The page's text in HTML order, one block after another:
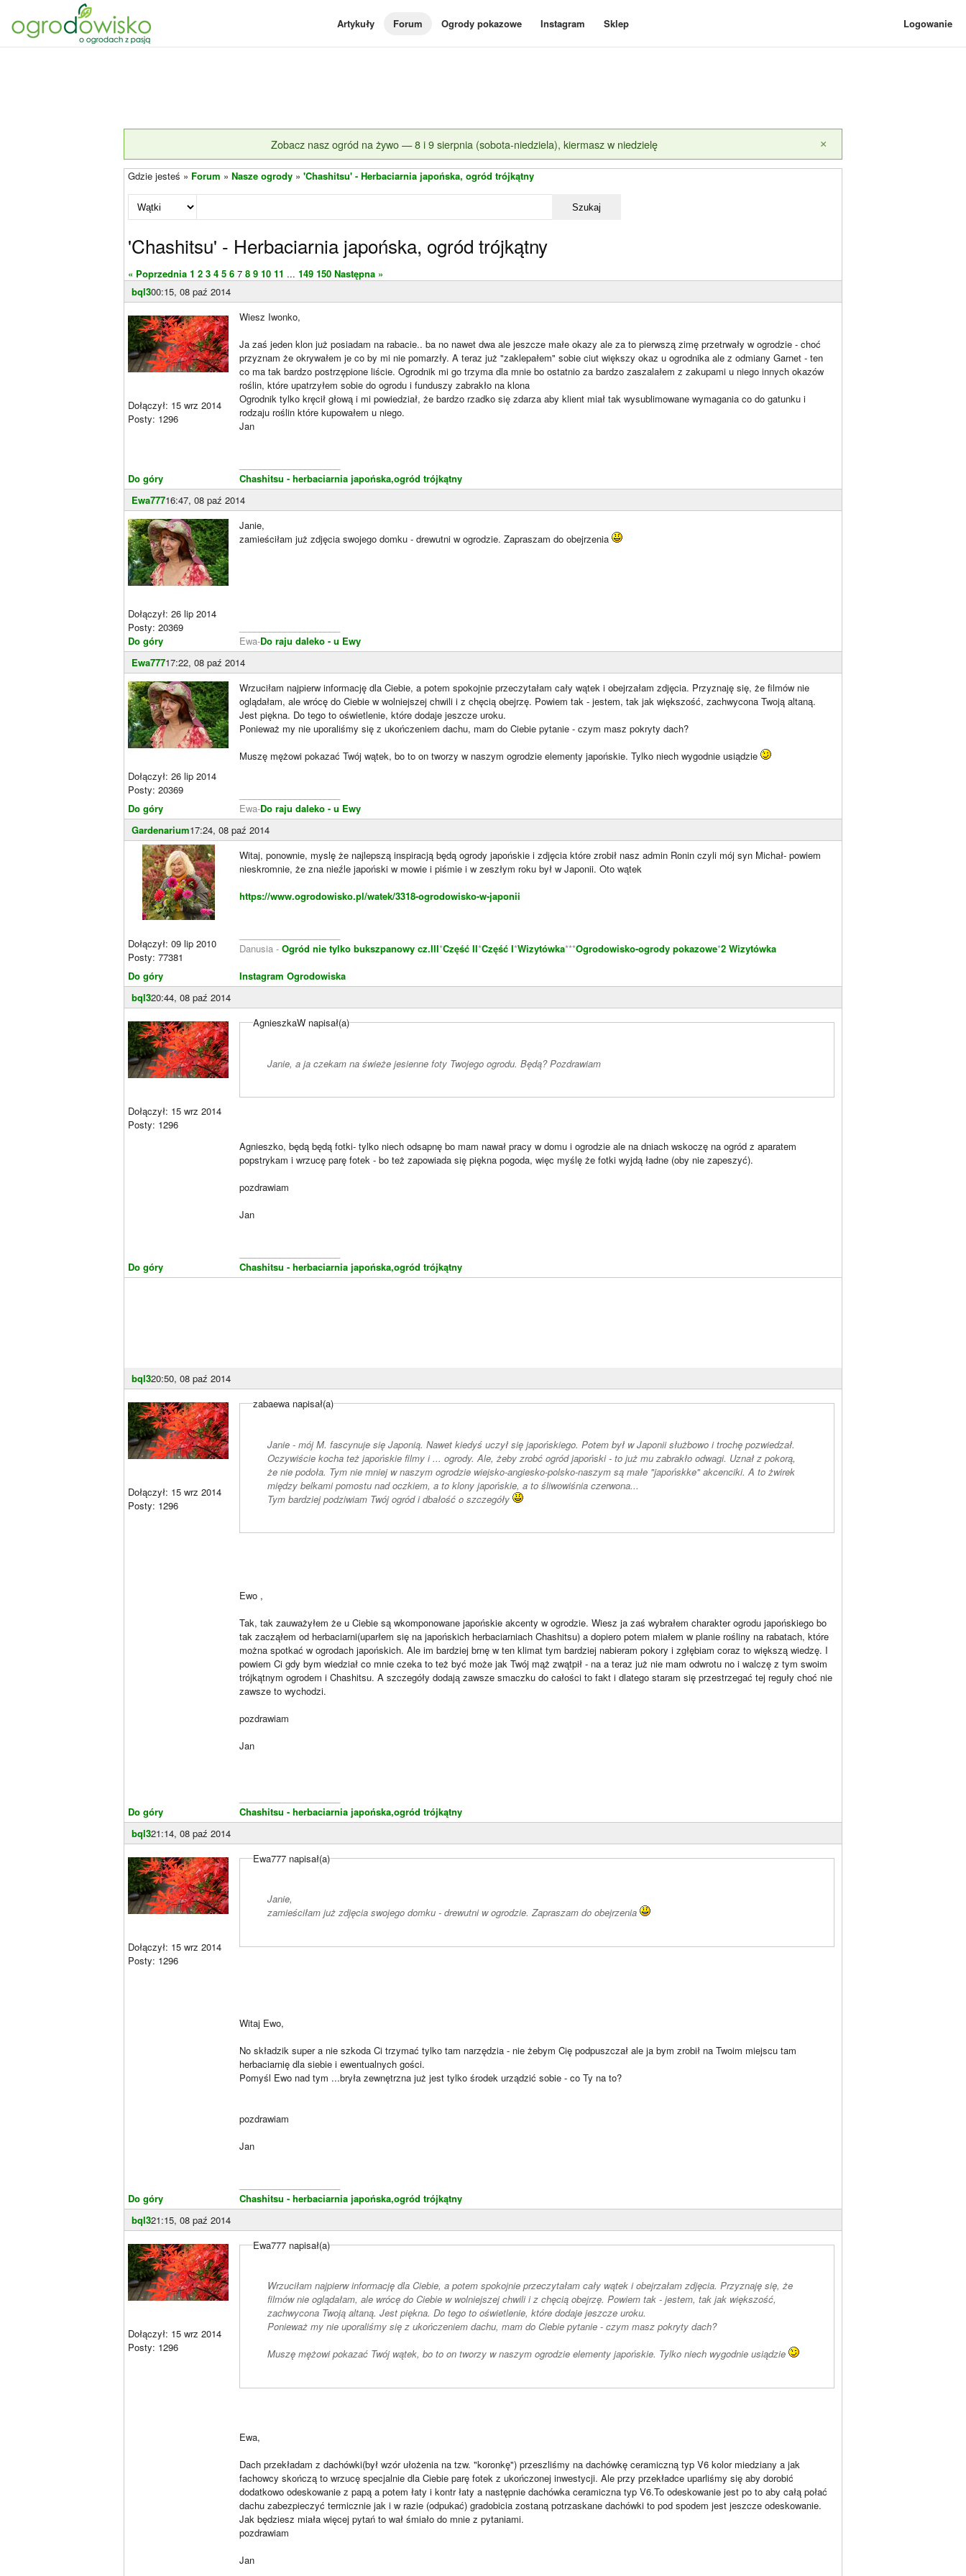
Artykuły Forum Ogrody pokazowe Instagram Sklep Logowanie
Zobacz nasz ogród na żywo — 8 i 9 sierpnia (sobota-niedziela), kiermasz w niedzielę ×
Gdzie jesteś » Forum » Nasze ogrody » 'Chashitsu' - Herbaciarnia japońska, ogród trójkątny
Szukaj
'Chashitsu' - Herbaciarnia japońska, ogród trójkątny
« Poprzednia 1 2 3 4 5 6 7 8 9 10 11 ... 149 150 Następna »
bql300:15, 08 paź 2014
Dołączył: 15 wrz 2014
Posty: 1296
Do góry
Wiesz Iwonko,
Ja zaś jeden klon już posiadam na rabacie.. ba no nawet dwa ale jeszcze małe okazy ale za to pierwszą zimę przetrwały w ogrodzie - choć
przyznam że okrywałem je co by mi nie pomarzły. A teraz już "zaklepałem" sobie ciut większy okaz u ogrodnika ale z odmiany Garnet - ten
co ma tak bardzo postrzępione liście. Ogrodnik mi go trzyma dla mnie bo ostatnio za bardzo zaszalałem z zakupami u niego innych okazów
roślin, które upatrzyłem sobie do ogrodu i funduszy zabrakło na klona
Ogrodnik tylko kręcił głową i mi powiedział, że bardzo rzadko się zdarza aby klient miał tak wysublimowane wymagania co do gatunku i
rodzaju roślin które kupowałem u niego.
Jan
Chashitsu - herbaciarnia japońska,ogród trójkątny
Ewa77716:47, 08 paź 2014
Dołączył: 26 lip 2014
Posty: 20369
Do góry
Janie,
zamieściłam już zdjęcia swojego domku - drewutni w ogrodzie. Zapraszam do obejrzenia
Ewa-Do raju daleko - u Ewy
Ewa77717:22, 08 paź 2014
Dołączył: 26 lip 2014
Posty: 20369
Do góry
Wrzuciłam najpierw informację dla Ciebie, a potem spokojnie przeczytałam cały wątek i obejrzałam zdjęcia. Przyznaję się, że filmów nie
oglądałam, ale wrócę do Ciebie w wolniejszej chwili i z chęcią obejrzę. Powiem tak - jestem, tak jak większość, zachwycona Twoją altaną.
Jest piękna. Do tego to oświetlenie, które dodaje jeszcze uroku.
Ponieważ my nie uporaliśmy się z ukończeniem dachu, mam do Ciebie pytanie - czym masz pokryty dach?
Muszę mężowi pokazać Twój wątek, bo to on tworzy w naszym ogrodzie elementy japońskie. Tylko niech wygodnie usiądzie
Ewa-Do raju daleko - u Ewy
Gardenarium17:24, 08 paź 2014
Dołączył: 09 lip 2010
Posty: 77381
Do góry
Witaj, ponownie, myslę że najlepszą inspiracją będą ogrody japońskie i zdjęcia które zrobił nasz admin Ronin czyli mój syn Michał- powiem
nieskromnie, że zna nieźle japoński w mowie i piśmie i w zeszłym roku był w Japonii. Oto wątek
https://www.ogrodowisko.pl/watek/3318-ogrodowisko-w-japonii
Danusia - Ogród nie tylko bukszpanowy cz.III*Część II*Część I*Wizytówka***Ogrodowisko-ogrody pokazowe*2 Wizytówka
Instagram Ogrodowiska
bql320:44, 08 paź 2014
Dołączył: 15 wrz 2014
Posty: 1296
Do góry
AgnieszkaW napisał(a)
Janie, a ja czekam na świeże jesienne foty Twojego ogrodu. Będą? Pozdrawiam
Agnieszko, będą będą fotki- tylko niech odsapnę bo mam nawał pracy w domu i ogrodzie ale na dniach wskoczę na ogród z aparatem
popstrykam i wrzucę parę fotek - bo też zapowiada się piękna pogoda, więc myślę że fotki wyjdą ładne (oby nie zapeszyć).
pozdrawiam
Jan
Chashitsu - herbaciarnia japońska,ogród trójkątny
bql320:50, 08 paź 2014
Dołączył: 15 wrz 2014
Posty: 1296
Do góry
zabaewa napisał(a)
Janie - mój M. fascynuje się Japonią. Nawet kiedyś uczył się japońskiego. Potem był w Japonii służbowo i trochę pozwiedzał.
Oczywiście kocha też japońskie filmy i ... ogrody. Ale, żeby zrobć ogród japoński - to już mu zabrakło odwagi. Uznał z pokorą,
że nie podoła. Tym nie mniej w naszym ogrodzie wiejsko-angiesko-polsko-naszym są małe "japońskke" akcenciki. A to żwirek
między belkami pomostu nad oczkiem, a to klony japońskie, a to śliwowiśnia czerwona...
Tym bardziej podziwiam Twój ogród i dbałość o szczegóły
Ewo ,
Tak, tak zauważyłem że u Ciebie są wkomponowane japońskie akcenty w ogrodzie. Wiesz ja zaś wybrałem charakter ogrodu japońskiego bo
tak zacząłem od herbaciarni(uparłem się na japońskich herbaciarniach Chashitsu) a dopiero potem miałem w planie rośliny na rabatach, które
można spotkać w ogrodach japońskich. Ale im bardziej brnę w ten klimat tym bardziej nabieram pokory i zgłębiam coraz to większą wiedzę. I
powiem Ci gdy bym wiedział co mnie czeka to też być może jak Twój mąż zwątpił - na a teraz już nie mam odwrotu no i walczę z tym swoim
trójkątnym ogrodem i Chashitsu. A szczegóły dodają zawsze smaczku do całości to fakt i dlatego staram się przestrzegać tej reguły choć nie
zawsze to wychodzi.
pozdrawiam
Jan
Chashitsu - herbaciarnia japońska,ogród trójkątny
bql321:14, 08 paź 2014
Dołączył: 15 wrz 2014
Posty: 1296
Do góry
Ewa777 napisał(a)
Janie,
zamieściłam już zdjęcia swojego domku - drewutni w ogrodzie. Zapraszam do obejrzenia
Witaj Ewo,
No składzik super a nie szkoda Ci trzymać tylko tam narzędzia - nie żebym Cię podpuszczał ale ja bym zrobił na Twoim miejscu tam
herbaciarnię dla siebie i ewentualnych gości.
Pomyśl Ewo nad tym ...bryła zewnętrzna już jest tylko środek urządzić sobie - co Ty na to?
pozdrawiam
Jan
Chashitsu - herbaciarnia japońska,ogród trójkątny
bql321:15, 08 paź 2014
Dołączył: 15 wrz 2014
Posty: 1296
Ewa777 napisał(a)
Wrzuciłam najpierw informację dla Ciebie, a potem spokojnie przeczytałam cały wątek i obejrzałam zdjęcia. Przyznaję się, że
filmów nie oglądałam, ale wrócę do Ciebie w wolniejszej chwili i z chęcią obejrzę. Powiem tak - jestem, tak jak większość,
zachwycona Twoją altaną. Jest piękna. Do tego to oświetlenie, które dodaje jeszcze uroku.
Ponieważ my nie uporaliśmy się z ukończeniem dachu, mam do Ciebie pytanie - czym masz pokryty dach?
Muszę mężowi pokazać Twój wątek, bo to on tworzy w naszym ogrodzie elementy japońskie. Tylko niech wygodnie usiądzie
Ewa,
Dach przekładam z dachówki(był wzór ułożenia na tzw. "koronkę") przeszliśmy na dachówkę ceramiczną typ V6 kolor miedziany a jak
fachowcy skończą to wrzucę specjalnie dla Ciebie parę fotek z ukończonej inwestycji. Ale przy przekładce uparliśmy się aby dorobić
dodatkowo odeskowanie z papą a potem łaty i kontr łaty a następnie dachówka ceramiczna typ V6.To odeskowanie jest po to aby całą połać
dachu zabezpieczyć termicznie jak i w razie (odpukać) gradobicia zostaną potrzaskane dachówki to pod spodem jest jeszcze odeskowanie.
Jak będziesz miała więcej pytań to wał śmiało do mnie z pytaniami.
pozdrawiam
Jan